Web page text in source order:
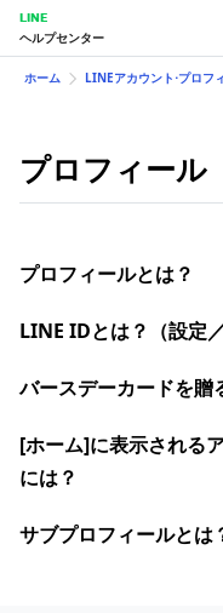
LINE
ヘルプセンター
ホーム LINEアカウント⋅プロフ
プロフィール
プロフィールとは？
LINE IDとは？（設定
バースデーカードを贈
[ホーム]に表示される
には？
サブプロフィールとは